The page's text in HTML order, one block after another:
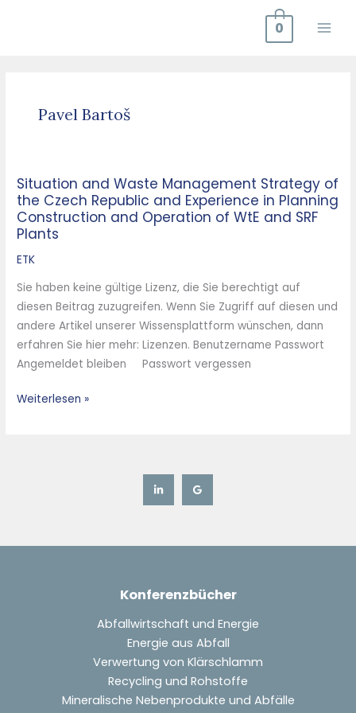
0
Pavel Bartoš
Situation and Waste Management Strategy of
the Czech Republic and Experience in Planning
Construction and Operation of WtE and SRF
Plants
ETK
Sie haben keine gültige Lizenz, die Sie berechtigt auf
diesen Beitrag zuzugreifen. Wenn Sie Zugriff auf diesen und
andere Artikel unserer Wissensplattform wünschen, dann
erfahren Sie hier mehr: Lizenzen. Benutzername Passwort
Angemeldet bleiben Passwort vergessen
Situation
and
Waste
Management
Strategy
of
the
Czech
Republic
and
Experience
in
SRF
Weiterlesen »
Konferenzbücher
Abfallwirtschaft und Energie
Energie aus Abfall
Verwertung von Klärschlamm
Recycling und Rohstoffe
Mineralische Nebenprodukte und Abfälle